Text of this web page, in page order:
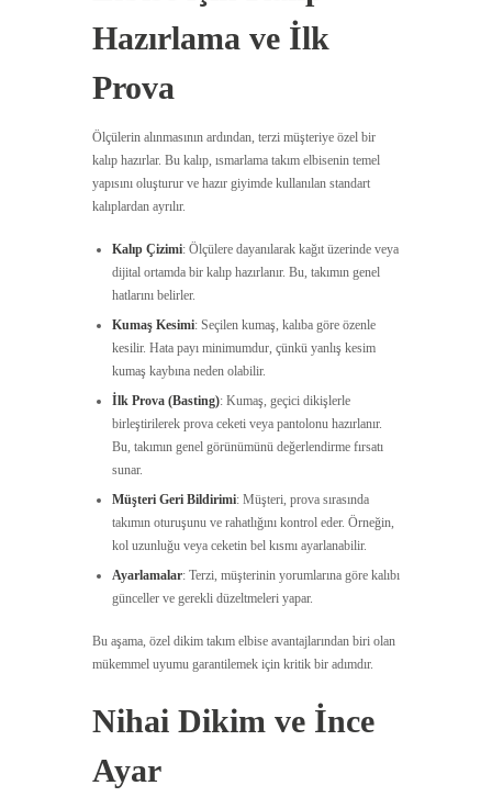
Hazırlama ve İlk
Prova
Ölçülerin alınmasının ardından, terzi müşteriye özel bir
kalıp hazırlar. Bu kalıp, ısmarlama takım elbisenin temel
yapısını oluşturur ve hazır giyimde kullanılan standart
kalıplardan ayrılır.
Kalıp Çizimi: Ölçülere dayanılarak kağıt üzerinde veya
dijital ortamda bir kalıp hazırlanır. Bu, takımın genel
hatlarını belirler.
Kumaş Kesimi: Seçilen kumaş, kalıba göre özenle
kesilir. Hata payı minimumdur, çünkü yanlış kesim
kumaş kaybına neden olabilir.
İlk Prova (Basting): Kumaş, geçici dikişlerle
birleştirilerek prova ceketi veya pantolonu hazırlanır.
Bu, takımın genel görünümünü değerlendirme fırsatı
sunar.
Müşteri Geri Bildirimi: Müşteri, prova sırasında
takımın oturuşunu ve rahatlığını kontrol eder. Örneğin,
kol uzunluğu veya ceketin bel kısmı ayarlanabilir.
Ayarlamalar: Terzi, müşterinin yorumlarına göre kalıbı
günceller ve gerekli düzeltmeleri yapar.
Bu aşama, özel dikim takım elbise avantajlarından biri olan
mükemmel uyumu garantilemek için kritik bir adımdır.
Nihai Dikim ve İnce
Ayar